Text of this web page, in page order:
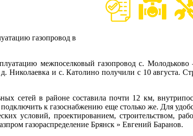
газопровод в
межпоселковый газопровод с.
Николаевка и с. Католино получили с 10 августа.
сетей в районе составила почти 12 км,
к газоснабжению еще столько же. Для
условий, проектированием, строительством,
газораспределение Брянск » Евгений Баранов.